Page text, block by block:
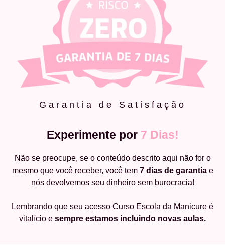
Garantia de Satisfação
Experimente por 7 Dias!
Não se preocupe, se o conteúdo descrito aqui não for o
mesmo que você receber, você tem 7 dias de garantiae
nós devolvemos seu dinheiro sem burocracia!
Lembrando que seu acesso Curso Escola da Manicure é
vitalício e sempre estamos incluindo novas aulas.